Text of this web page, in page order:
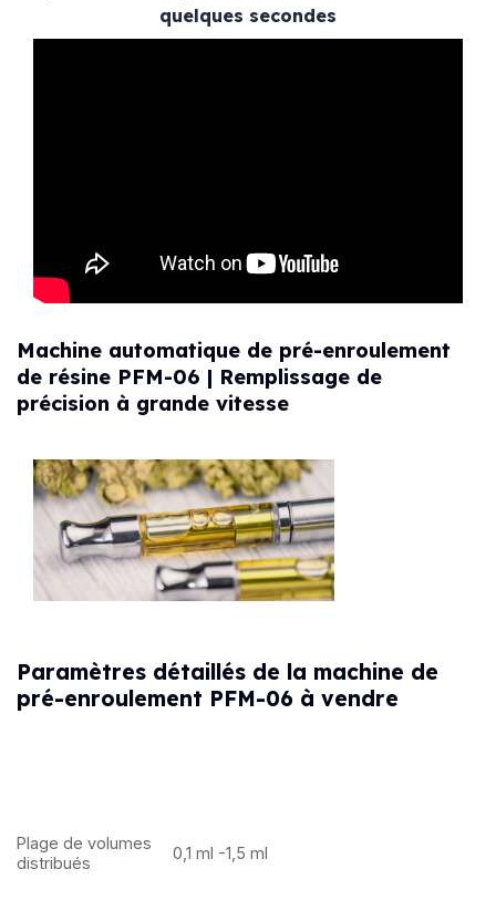
quelques secondes
Machine automatique de pré-enroulement
de résine PFM-06 | Remplissage de
précision à grande vitesse
Paramètres détaillés de la machine de
pré-enroulement PFM-06 à vendre
Plage de volumes
distribués
0,1 ml -1,5 ml